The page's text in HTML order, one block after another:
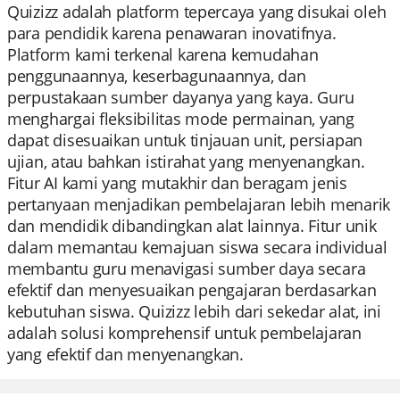
Quizizz adalah platform tepercaya yang disukai oleh
para pendidik karena penawaran inovatifnya.
Platform kami terkenal karena kemudahan
penggunaannya, keserbagunaannya, dan
perpustakaan sumber dayanya yang kaya. Guru
menghargai fleksibilitas mode permainan, yang
dapat disesuaikan untuk tinjauan unit, persiapan
ujian, atau bahkan istirahat yang menyenangkan.
Fitur AI kami yang mutakhir dan beragam jenis
pertanyaan menjadikan pembelajaran lebih menarik
dan mendidik dibandingkan alat lainnya. Fitur unik
dalam memantau kemajuan siswa secara individual
membantu guru menavigasi sumber daya secara
efektif dan menyesuaikan pengajaran berdasarkan
kebutuhan siswa. Quizizz lebih dari sekedar alat, ini
adalah solusi komprehensif untuk pembelajaran
yang efektif dan menyenangkan.